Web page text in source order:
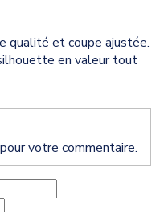
qualité et coupe ajustée.
en valeur tout
votre commentaire.